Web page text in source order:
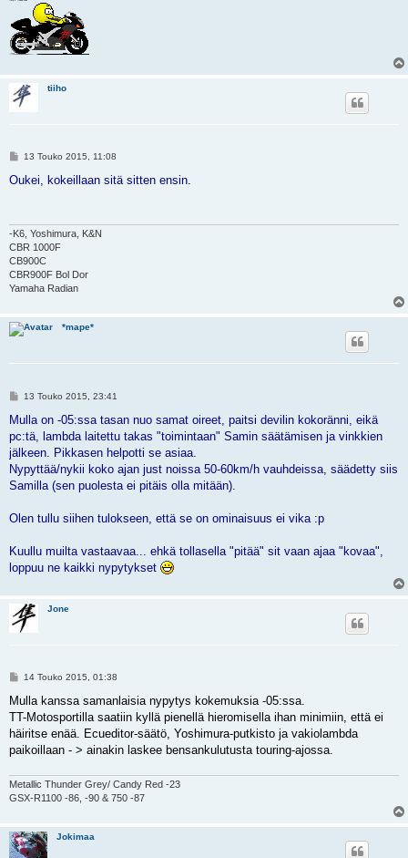
tiiho
V
e
13 Touko 2015, 11:08
Oukei, kokeillaan sitä sitten ensin.
-K6, Yoshimura, K&N
CBR 1000F
CB900C
CBR900F Bol Dor
Yamaha Radian
*mape*
V
e
t
i
13 Touko 2015, 23:41
Mulla on -05:ssa tasan nuo samat oireet, paitsi devilin kokoränni, eikä
pc:tä, lambda laitettu takas "toimintaan" Samin säätämisen ja vinkkien
jälkeen. Pikkasen helpotti se asiaa.
Nypyttää/nykii koko ajan just noissa 50-60km/h vauhdeissa, säädetty siis
Samilla (sen puolesta ei pitäis olla mitään).
Olen tullu siihen tulokseen, että se on ominaisuus ei vika :p
Kuullu muilta vastaavaa... ehkä tollasella "pitää" sit vaan ajaa "kovaa",
loppuu ne kaikki nypytykset
Jone
V
e
t
i
14 Touko 2015, 01:38
Mulla kanssa samanlaisia nypytys kokemuksia -05:ssa.
TT-Motosportilla saatiin kyllä pienellä hieromisella ihan minimiin, että ei
häiritse enää. Ecueditor-säätö, Yoshimura-putkisto ja vakiolambda
paikoillaan - > ainakin laskee bensankulutusta touring-ajossa.
Metallic Thunder Grey/ Candy Red -23
GSX-R1100 -86, -90 & 750 -87
Jokimaa